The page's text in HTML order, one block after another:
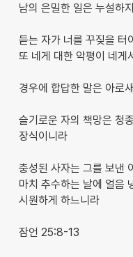
남의 은밀한 일은 누설하
듣는 자가 너를 꾸짖을 터
또 네게 대한 악평이 네게
경우에 합답한 말은 아로
슬기로운 자의 책망은 청
장식이니라
충성된 사자는 그를 보낸
마치 추수하는 날에 얼음
시원하게 하느니라
잠언 25:8-13